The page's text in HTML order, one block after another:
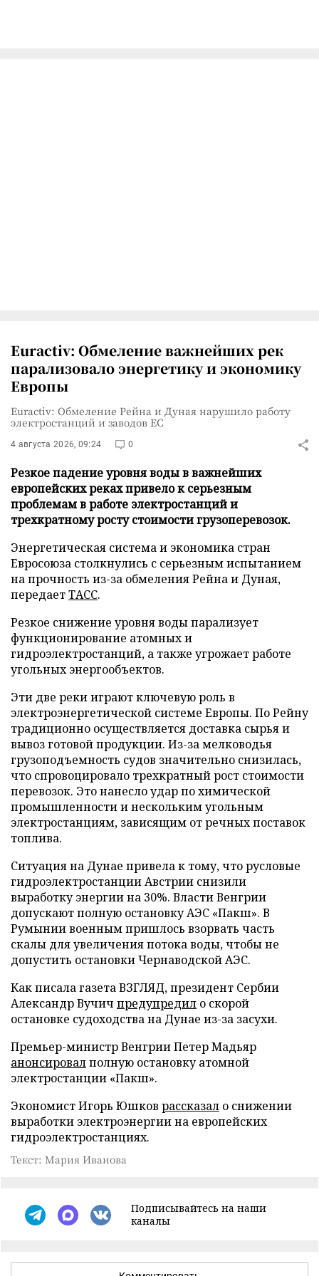
Euractiv: Обмеление важнейших рек
парализовало энергетику и экономику
Европы
Euractiv: Обмеление Рейна и Дуная нарушило работу
электростанций и заводов ЕС
4 августа 2026, 09:24 0
Резкое падение уровня воды в важнейших
европейских реках привело к серьезным
проблемам в работе электростанций и
трехкратному росту стоимости грузоперевозок.
Энергетическая система и экономика стран
Евросоюза столкнулись с серьезным испытанием
на прочность из-за обмеления Рейна и Дуная,
передаетТАСС.
Резкое снижение уровня воды парализует
функционирование атомных и
гидроэлектростанций, а также угрожает работе
угольных энергообъектов.
Эти две реки играют ключевую роль в
электроэнергетической системе Европы. По Рейну
традиционно осуществляется доставка сырья и
вывоз готовой продукции. Из-за мелководья
грузоподъемность судов значительно снизилась,
что спровоцировало трехкратный рост стоимости
перевозок. Это нанесло удар по химической
промышленности и нескольким угольным
электростанциям, зависящим от речных поставок
топлива.
Ситуация на Дунае привела к тому, что русловые
гидроэлектростанции Австрии снизили
выработку энергии на 30%. Власти Венгрии
допускают полную остановку АЭС «Пакш». В
Румынии военным пришлось взорвать часть
скалы для увеличения потока воды, чтобы не
допустить остановки Чернаводской АЭС.
Как писала газета ВЗГЛЯД, президент Сербии
Александр Вучич предупредил о скорой
остановке судоходства на Дунае из-за засухи.
Премьер-министр Венгрии Петер Мадьяр
анонсировалполную остановку атомной
электростанции «Пакш».
Экономист Игорь Юшков рассказал о снижении
выработки электроэнергии на европейских
гидроэлектростанциях.
Текст: Мария Иванова
Подписывайтесь на наши
каналы